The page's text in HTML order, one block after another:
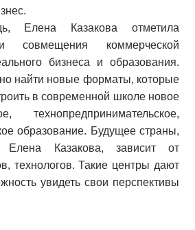
Елена Казакова отметила
совмещения коммерческой
бизнеса и образования.
найти новые форматы, которые
в современной школе новое
технопредпринимательское,
образование. Будущее страны,
Елена Казакова, зависит от
технологов. Такие центры дают
увидеть свои перспективы